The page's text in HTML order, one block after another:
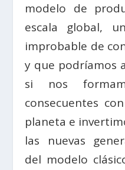
modelo de
escala global,
improbable de
y que podríamos
si nos
consecuentes
planeta e
las nuevas
del modelo